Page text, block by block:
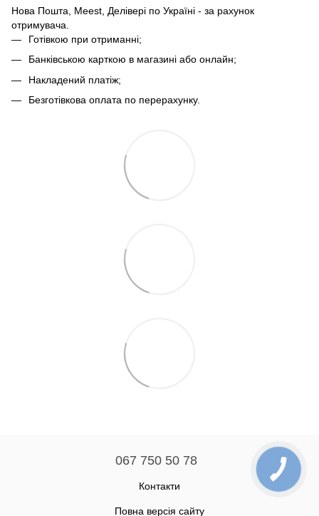
Нова Пошта, Meest, Делівері по Україні - за рахунок
отримувача.
Готівкою при отриманні;
Банківською карткою в магазині або онлайн;
Накладений платіж;
Безготівкова оплата по перерахунку.
067 750 50 78
Контакти
Повна версія сайту